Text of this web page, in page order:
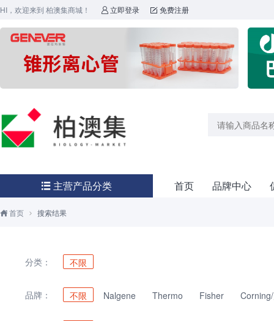
HI，欢迎来到 柏澳集商城！  立即登录  免费注册
首页 品牌中心
 主营产品分类
 首页  搜索结果
分类： 不限
品牌： 不限 Nalgene Thermo Fisher